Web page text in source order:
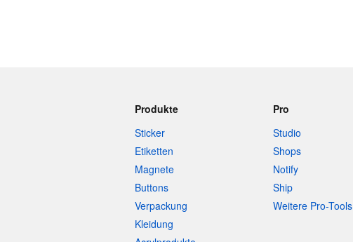
Produkte
Sticker
Etiketten
Magnete
Buttons
Verpackung
Kleidung
Pro
Studio
Shops
Notify
Ship
Weitere Pro-Tools